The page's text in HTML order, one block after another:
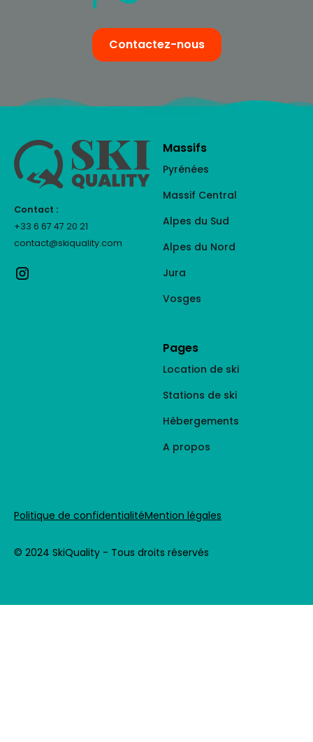
Contactez-nous
Contact :
+33 6 67 47 20 21
contact@skiquality.com
Massifs
Pyrénées
Massif Central
Alpes du Sud
Alpes du Nord
Jura
Vosges
Pages
Location de ski
Stations de ski
Hébergements
A propos
© 2024 SkiQuality - Tous droits réservés
Politique de confidentialitéMention légales